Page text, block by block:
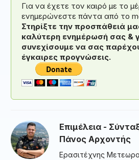
Για να έχετε τον καιρό με το
ενημερώνεστε πάντα από το
Στηρίξτε την προσπάθειά
καλύτερη ενημέρωσή σας &
συνεχίσουμε να σας
έγκαιρες προγνώσεις.
Επιμέλεια -
Πάνος Αρχοντής
Ερασιτέχνης